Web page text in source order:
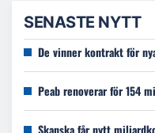
SENASTE NYTT
De vinner kontrakt för
Peab renoverar för 154
Skanska får nytt